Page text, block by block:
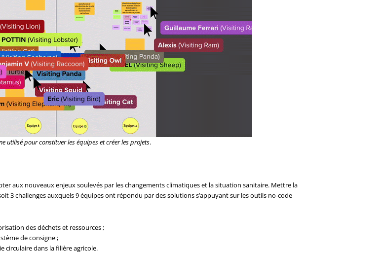
utilisé pour constituer les équipes et créer les projets.
aux nouveaux enjeux soulevés par les changements climatiques et la situation sanitaire. Mettre la
3 challenges auxquels 9 équipes ont répondu par des solutions s’appuyant sur les outils no-code
des déchets et ressources ;
de consigne ;
circulaire dans la filière agricole.